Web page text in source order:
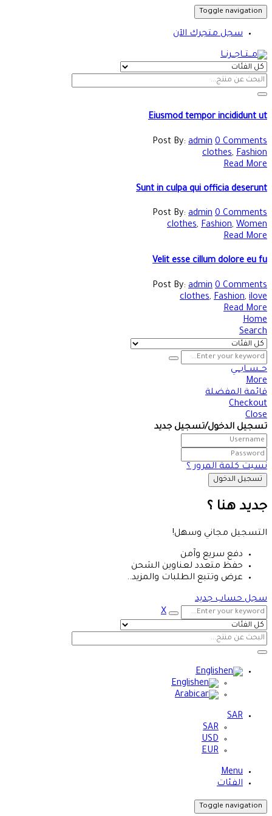
Toggle navigation
سجل متجرك الآن
Eiusmod tempor incididunt ut
Post By: admin 0 Comments
clothes, Fashion
Read More
Sunt in culpa qui officia deserunt
Post By: admin 0 Comments
clothes, Fashion, Women
Read More
Velit esse cillum dolore eu fu
Post By: admin 0 Comments
clothes, Fashion, ilove
Read More
Home
Search
حــســابـــي
More
قائمة المفضلة
Checkout
Close
تسجيل الدخول/تسجيل جديد
نسيت كلمة المرور ؟
جديد هنا ؟
التسجيل مجاني وسهل!
دفع سريع وآمن
حفظ متعدد لعناوين الشحن
عرض وتتبع الطلبات والمزيد..
سجل حساب جديد
X
English
English
Arabic
SAR
SAR
USD
EUR
Menu
الفئات
Toggle navigation